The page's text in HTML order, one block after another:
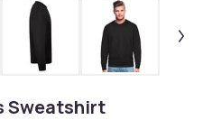
Sweatshirt